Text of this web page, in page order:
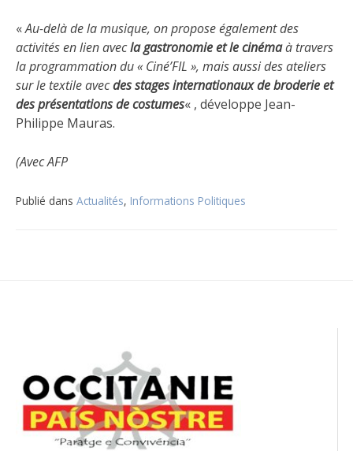
«Au-delà de la musique, on propose également des
activités en lien avecla gastronomie et le cinémaà travers
la programmation du « Ciné’FIL », mais aussi des ateliers
sur le textile avecdes stages internationaux de broderie et
des présentations de costumes« , développe Jean-
Philippe Mauras.
(Avec AFP
Publié dans Actualités, Informations Politiques